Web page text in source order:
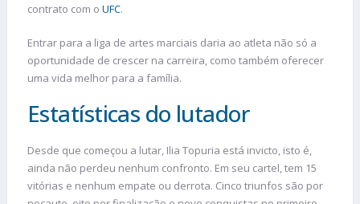
contrato com o UFC.
Entrar para a liga de artes marciais daria ao atleta não só a
oportunidade de crescer na carreira, como também oferecer
uma vida melhor para a família.
Estatísticas do lutador
Desde que começou a lutar, Ilia Topuria está invicto, isto é,
ainda não perdeu nenhum confronto. Em seu cartel, tem 15
vitórias e nenhum empate ou derrota. Cinco triunfos são por